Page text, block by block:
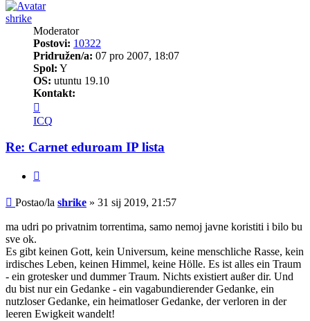
shrike
Moderator
Postovi: 10322
Pridružen/a: 07 pro 2007, 18:07
Spol: Y
OS: utuntu 19.10
Kontakt:
korisnika/cu
shrike
ICQ
Re: Carnet eduroam IP lista
Post
Postao/la shrike » 31 sij 2019, 21:57
ma udri po privatnim torrentima, samo nemoj javne koristiti i bilo bu
sve ok.
Es gibt keinen Gott, kein Universum, keine menschliche Rasse, kein
irdisches Leben, keinen Himmel, keine Hölle. Es ist alles ein Traum
- ein grotesker und dummer Traum. Nichts existiert außer dir. Und
du bist nur ein Gedanke - ein vagabundierender Gedanke, ein
nutzloser Gedanke, ein heimatloser Gedanke, der verloren in der
leeren Ewigkeit wandelt!